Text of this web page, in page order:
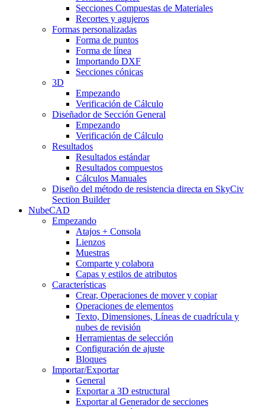
Secciones Compuestas de Materiales
Recortes y agujeros
Formas personalizadas
Forma de puntos
Forma de línea
Importando DXF
Secciones cónicas
3D
Empezando
Verificación de Cálculo
Diseñador de Sección General
Empezando
Verificación de Cálculo
Resultados
Resultados estándar
Resultados compuestos
Cálculos Manuales
Diseño del método de resistencia directa en SkyCiv
Section Builder
NubeCAD
Empezando
Atajos + Consola
Lienzos
Muestras
Comparte y colabora
Capas y estilos de atributos
Características
Crear, Operaciones de mover y copiar
Operaciones de elementos
Texto, Dimensiones, Líneas de cuadrícula y
nubes de revisión
Herramientas de selección
Configuración de ajuste
Bloques
Importar/Exportar
General
Exportar a 3D estructural
Exportar al Generador de secciones